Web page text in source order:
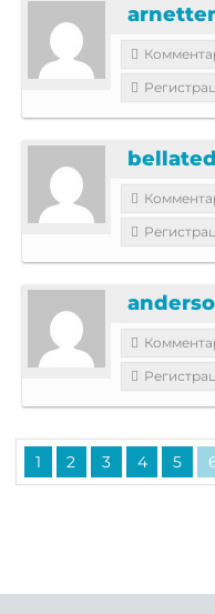
1 2 3 4 5